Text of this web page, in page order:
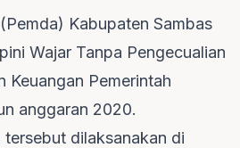
Kabupaten Sambas
Wajar Tanpa Pengecualian
Keuangan Pemerintah
anggaran 2020.
tersebut dilaksanakan di